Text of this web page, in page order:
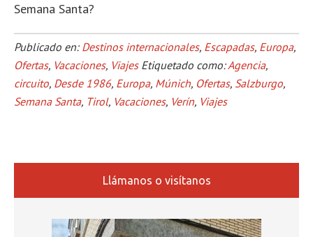
Semana Santa?
Publicado en: Destinos internacionales, Escapadas, Europa,
Ofertas, Vacaciones, Viajes Etiquetado como:Agencia,
circuito, Desde 1986, Europa, Múnich, Ofertas, Salzburgo,
Semana Santa, Tirol, Vacaciones, Verín, Viajes
Llámanos o visítanos